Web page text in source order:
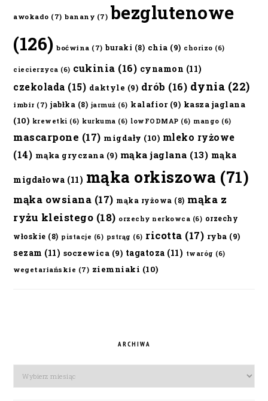
awokado (7) banany (7) bezglutenowe
(126) boćwina (7) buraki (8) chia (9) chorizo (6)
ciecierzyca (6) cukinia (16) cynamon (11)
czekolada (15) daktyle (9) drób (16) dynia (22)
imbir (7) jabłka (8) jarmuż (6) kalafior(9) kasza jaglana
(10) krewetki (6) kurkuma (6) lowFODMAP (6) mango (6)
mascarpone (17) migdały (10) mleko ryżowe
(14) mąka gryczana (9) mąka jaglana (13) mąka
migdałowa (11) mąka orkiszowa (71)
mąka owsiana (17) mąka ryżowa (8) mąka z
ryżu kleistego (18) orzechy nerkowca (6) orzechy
włoskie (8) pistacje (6) pstrąg (6) ricotta (17) ryba (9)
sezam (11) soczewica (9) tagatoza (11) twaróg (6)
wegetariańskie (7) ziemniaki (10)
ARCHIWA
Archiwa